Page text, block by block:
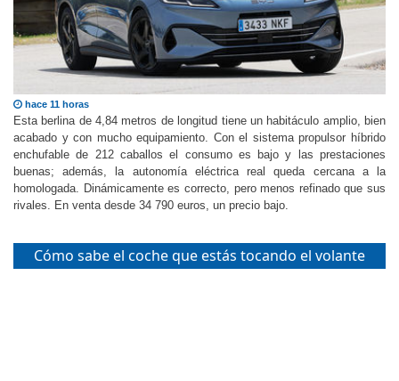
hace 11 horas
Esta berlina de 4,84 metros de longitud tiene un habitáculo amplio, bien
acabado y con mucho equipamiento. Con el sistema propulsor híbrido
enchufable de 212 caballos el consumo es bajo y las prestaciones
buenas; además, la autonomía eléctrica real queda cercana a la
homologada. Dinámicamente es correcto, pero menos refinado que sus
Cómo sabe el coche que estás tocando el volante